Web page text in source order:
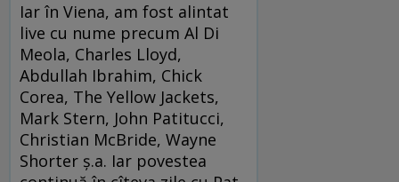
Iar în Viena, am fost alintat
live cu nume precum Al Di
Meola, Charles Lloyd,
Abdullah Ibrahim, Chick
Corea, The Yellow Jackets,
Mark Stern, John Patitucci,
Christian McBride, Wayne
Shorter ş.a. Iar povestea